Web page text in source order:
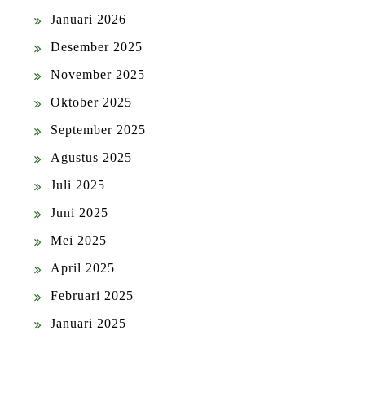
Januari 2026
Desember 2025
November 2025
Oktober 2025
September 2025
Agustus 2025
Juli 2025
Juni 2025
Mei 2025
April 2025
Februari 2025
Januari 2025